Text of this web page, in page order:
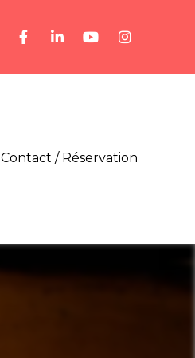
Contact / Réservation